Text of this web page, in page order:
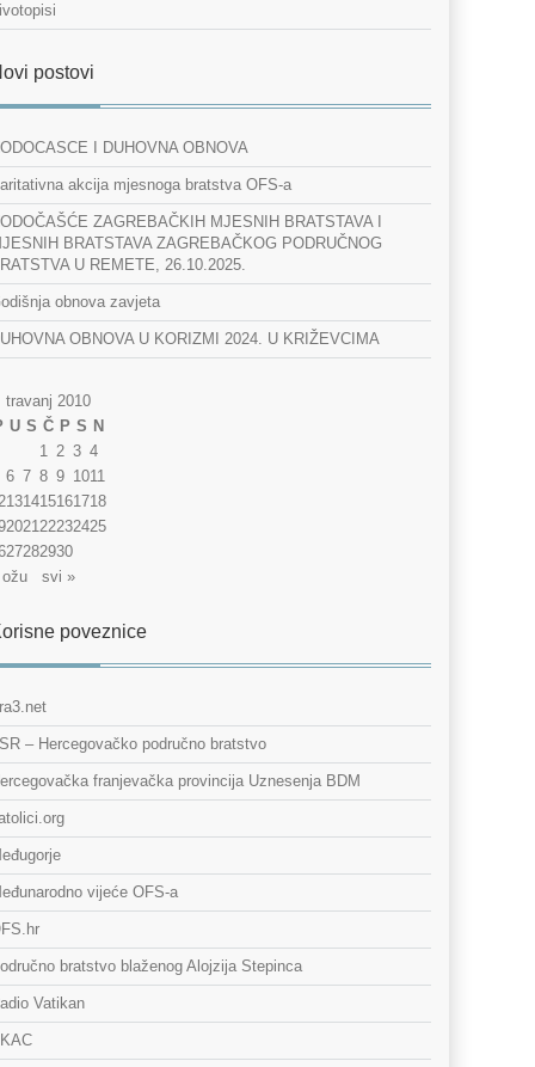
postovi
I DUHOVNA OBNOVA
akcija mjesnoga bratstva OFS-a
ZAGREBAČKIH MJESNIH BRATSTAVA I
BRATSTAVA ZAGREBAČKOG PODRUČNOG
U REMETE, 26.10.2025.
obnova zavjeta
OBNOVA U KORIZMI 2024. U KRIŽEVCIMA
travanj 2010
U S Č P S N
1 2 3 4
6 7 8 9 1011
131415161718
202122232425
27282930
svi »
poveznice
– Hercegovačko područno bratstvo
franjevačka provincija Uznesenja BDM
vijeće OFS-a
bratstvo blaženog Alojzija Stepinca
Vatikan